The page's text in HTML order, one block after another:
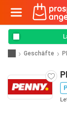
Geschäfte